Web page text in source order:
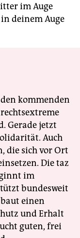
im Auge
deinem Auge
kommenden
Gerade jetzt
Auch
die sich vor Ort
Die taz
im
bundesweit
einen
und Erhalt
guten, frei